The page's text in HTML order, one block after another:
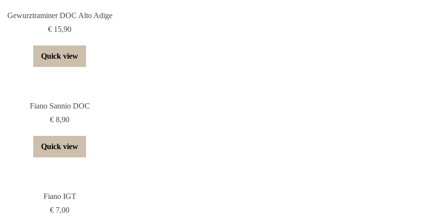
Gewurztraminer DOC Alto Adige
€ 15,90
Quick view
Fiano Sannio DOC
€ 8,90
Quick view
Fiano IGT
€ 7,00